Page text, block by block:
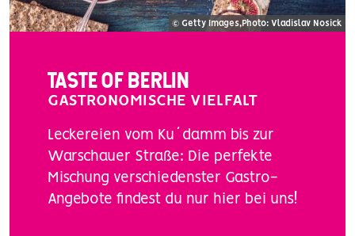
© Getty Images,Photo: Vladislav Nosick
TASTE OF BERLIN
GASTRONOMISCHE VIELFALT
Leckereien vom Ku´damm bis zur
Warschauer Straße: Die perfekte
Mischung verschiedenster Gastro-
Angebote findest du nur hier bei uns!